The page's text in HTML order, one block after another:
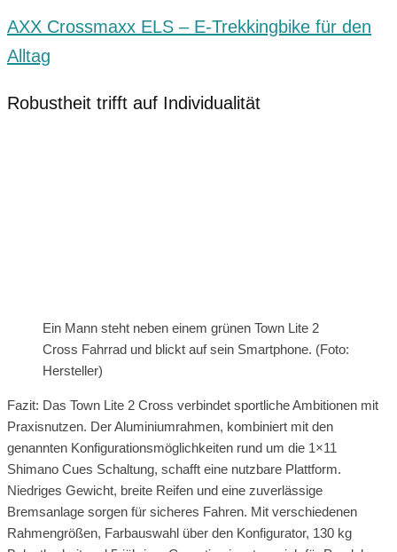
AXX Crossmaxx ELS – E-Trekkingbike für den
Alltag
Robustheit trifft auf Individualität
Ein Mann steht neben einem grünen Town Lite 2
Cross Fahrrad und blickt auf sein Smartphone. (Foto:
Hersteller)
Fazit: Das Town Lite 2 Cross verbindet sportliche Ambitionen mit
Praxisnutzen. Der Aluminiumrahmen, kombiniert mit den
genannten Konfigurationsmöglichkeiten rund um die 1×11
Shimano Cues Schaltung, schafft eine nutzbare Plattform.
Niedriges Gewicht, breite Reifen und eine zuverlässige
Bremsanlage sorgen für sicheres Fahren. Mit verschiedenen
Rahmengrößen, Farbauswahl über den Konfigurator, 130 kg